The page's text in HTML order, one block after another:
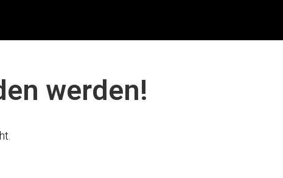
werden!